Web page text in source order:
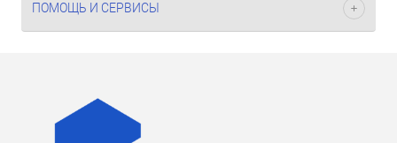
ПОМОЩЬ И СЕРВИСЫ